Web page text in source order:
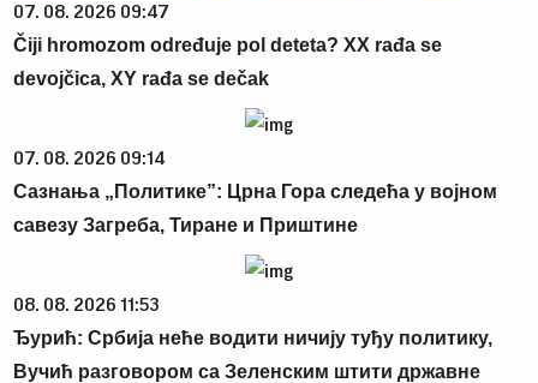
07. 08. 2026 09:47
Čiji hromozom određuje pol deteta? XX rađa se
devojčica, XY rađa se dečak
07. 08. 2026 09:14
Сазнања „Политике”: Црна Гора следећа у војном
савезу Загреба, Тиране и Приштине
08. 08. 2026 11:53
Ђурић: Србија неће водити ничију туђу политику,
Вучић разговором са Зеленским штити државне